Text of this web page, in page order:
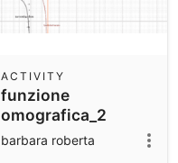
funzione
omografica_2
ACTIVITY
barbara roberta